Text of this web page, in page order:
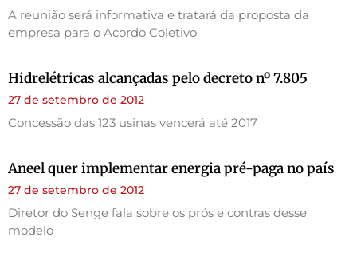
A reunião será informativa e tratará da proposta da
empresa para o Acordo Coletivo
Hidrelétricas alcançadas pelo decreto nº 7.805
27 de setembro de 2012
Concessão das 123 usinas vencerá até 2017
Aneel quer implementar energia pré-paga no país
27 de setembro de 2012
Diretor do Senge fala sobre os prós e contras desse
modelo